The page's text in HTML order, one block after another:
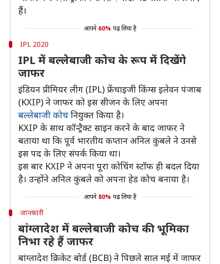
हैं।
आपने 60% पढ़ लिया है
IPL 2020
IPL में बल्लेबाजी कोच के रूप में दिखेंगे
जाफर
इंडियन प्रीमियर लीग (IPL) फ्रेंचाइजी किंग्स इलेवन पंजाब
(KXIP) ने जाफर को इस सीजन के लिए अपना
बल्लेबाजी कोच नियुक्त किया है।
KXIP के साथ कॉन्ट्रैक्ट साइन करने के बाद जाफर ने
बताया था कि पूर्व भारतीय कप्तान अनिल कुंबले ने उनसे
इस पद के लिए संपर्क किया था।
इस बार KXIP ने अपना पूरा कोचिंग स्टॉफ ही बदल दिया
है। उन्होंने अनिल कुंबले को अपना हेड कोच बनाया है।
आपने 80% पढ़ लिया है
जानकारी
बांग्लादेश में बल्लेबाजी कोच की भूमिका
निभा रहे हैं जाफर
बांग्लादेश क्रिकेट बोर्ड (BCB) ने पिछले साल मई में जाफर